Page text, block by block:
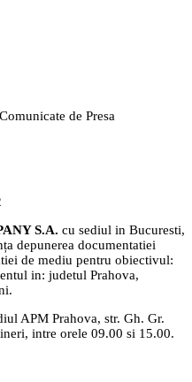
Comunicate de Presa
S.A. cu sediul in Bucuresti,
depunerea documentatiei
de mediu pentru obiectivul:
in: judetul Prahova,
APM Prahova, str. Gh. Gr.
intre orele 09.00 si 15.00.